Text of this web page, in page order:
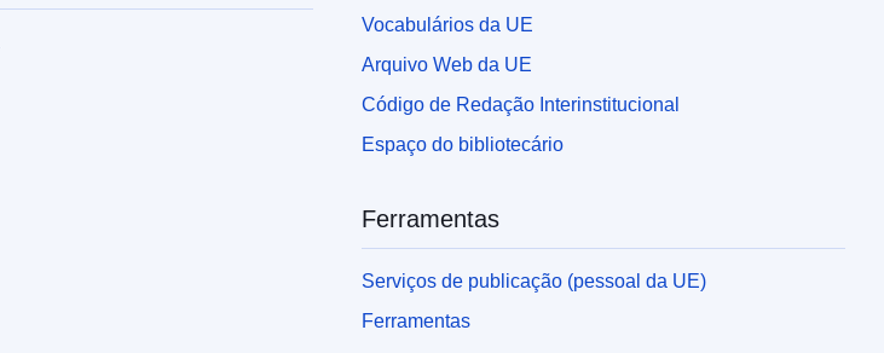
Vocabulários da UE
Arquivo Web da UE
Código de Redação Interinstitucional
Espaço do bibliotecário
Ferramentas
Serviços de publicação (pessoal da UE)
Ferramentas